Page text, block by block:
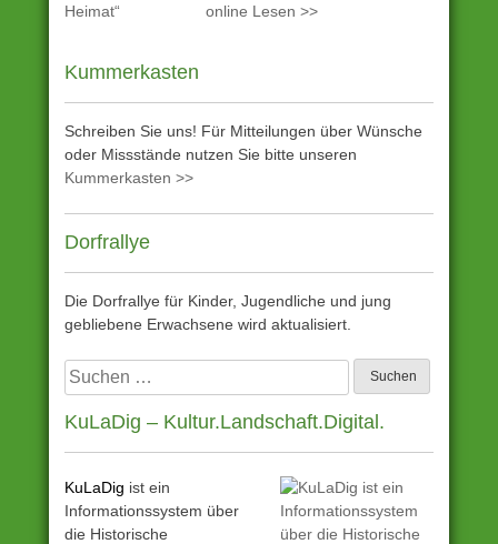
online Lesen >>
Kummerkasten
Schreiben Sie uns! Für Mitteilungen über Wünsche
oder Missstände nutzen Sie bitte unseren
Kummerkasten >>
Dorfrallye
Die Dorfrallye für Kinder, Jugendliche und jung
gebliebene Erwachsene wird aktualisiert.
Suchen
nach:
KuLaDig – Kultur.Landschaft.Digital.
KuLaDig ist ein
Informationssystem über
die Historische